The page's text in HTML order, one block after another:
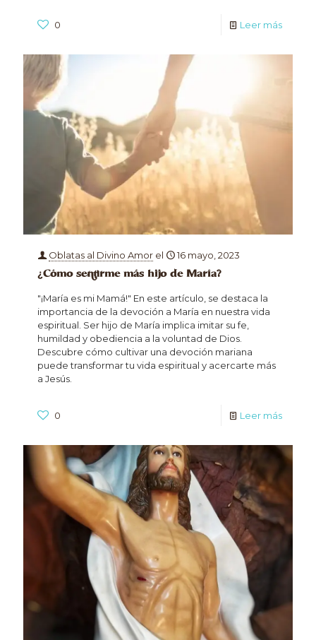
0 Leer más
Oblatas al Divino Amor el 16 mayo, 2023
¿Cómo sentirme más hijo de María?
"¡María es mi Mamá!" En este artículo, se destaca la
importancia de la devoción a María en nuestra vida
espiritual. Ser hijo de María implica imitar su fe,
humildad y obediencia a la voluntad de Dios.
Descubre cómo cultivar una devoción mariana
puede transformar tu vida espiritual y acercarte más
a Jesús.
0 Leer más